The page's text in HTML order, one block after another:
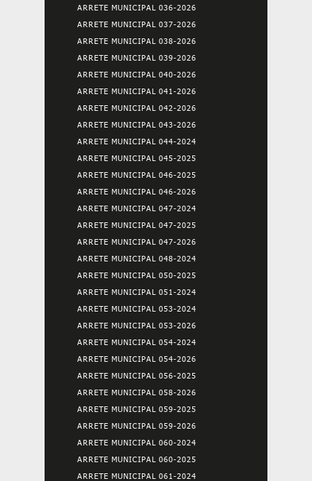
ARRETE MUNICIPAL 036-2026
ARRETE MUNICIPAL 037-2026
ARRETE MUNICIPAL 038-2026
ARRETE MUNICIPAL 039-2026
ARRETE MUNICIPAL 040-2026
ARRETE MUNICIPAL 041-2026
ARRETE MUNICIPAL 042-2026
ARRETE MUNICIPAL 043-2026
ARRETE MUNICIPAL 044-2024
ARRETE MUNICIPAL 045-2025
ARRETE MUNICIPAL 046-2025
ARRETE MUNICIPAL 046-2026
ARRETE MUNICIPAL 047-2024
ARRETE MUNICIPAL 047-2025
ARRETE MUNICIPAL 047-2026
ARRETE MUNICIPAL 048-2024
ARRETE MUNICIPAL 050-2025
ARRETE MUNICIPAL 051-2024
ARRETE MUNICIPAL 053-2024
ARRETE MUNICIPAL 053-2026
ARRETE MUNICIPAL 054-2024
ARRETE MUNICIPAL 054-2026
ARRETE MUNICIPAL 056-2025
ARRETE MUNICIPAL 058-2026
ARRETE MUNICIPAL 059-2025
ARRETE MUNICIPAL 059-2026
ARRETE MUNICIPAL 060-2024
ARRETE MUNICIPAL 060-2025
ARRETE MUNICIPAL 061-2024